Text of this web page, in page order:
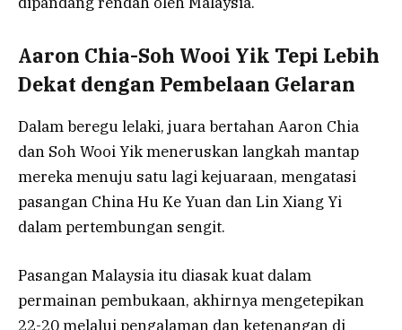
Aaron Chia-Soh Wooi Yik Tepi Lebih
Dekat dengan Pembelaan Gelaran
Dalam beregu lelaki, juara bertahan Aaron Chia
dan Soh Wooi Yik meneruskan langkah mantap
mereka menuju satu lagi kejuaraan, mengatasi
pasangan China Hu Ke Yuan dan Lin Xiang Yi
dalam pertembungan sengit.
Pasangan Malaysia itu diasak kuat dalam
permainan pembukaan, akhirnya mengetepikan
22-20 melalui pengalaman dan ketenangan di